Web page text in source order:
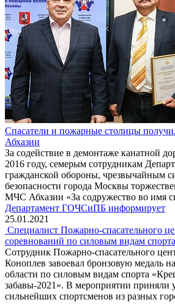
Спасатели и пожарные столицы
Абхазии
За содействие в демонтаже канатной
2016 году, семерым сотрудникам
гражданской обороны, чрезвычайным
безопасности города Москвы
МЧС Абхазии «За содружество во имя
Департамент ГОЧСиПБ информирует
25.01.2021
Специалист Пожарно-спасательного
соревнований по силовым видам спорта
Сотрудник Пожарно-спасательного
Коноплев завоевал бронзовую медаль
области по силовым видам спорта
забавы-2021». В мероприятии приняли
сильнейших спортсменов из разных